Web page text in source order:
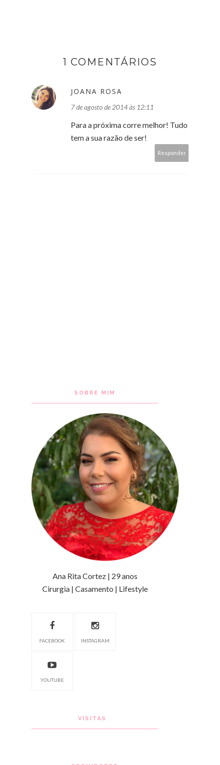
1 COMENTÁRIOS
JOANA ROSA
7 de agosto de 2014 às 12:11
Para a próxima corre melhor! Tudo
tem a sua razão de ser!
Responder
SOBRE MIM
Ana Rita Cortez | 29 anos
Cirurgia | Casamento | Lifestyle
FACEBOOK INSTAGRAM
YOUTUBE
VISITAS